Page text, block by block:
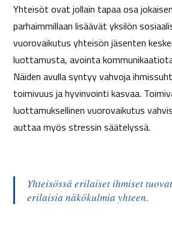
Yhteisöt ovat jollain tapaa osa
parhaimmillaan lisäävät yksilön
vuorovaikutus yhteisön jäsenten
luottamusta, avointa
Näiden avulla syntyy vahvoja
toimivuus ja hyvinvointi kasvaa.
luottamuksellinen vuorovaikutus
auttaa myös stressin säätelyssä.
Yhteisössä erilaiset ihmiset
erilaisia näkökulmia yhteen.